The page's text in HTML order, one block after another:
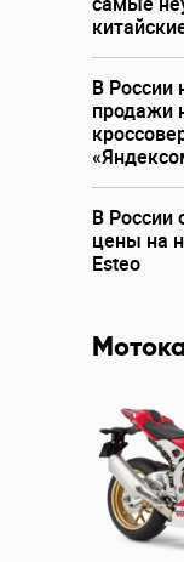
В России
продажи
В России
цены на
Esteo